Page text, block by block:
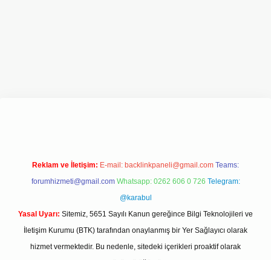
Reklam ve İletişim: E-mail: backlinkpaneli@gmail.com Teams:
forumhizmeti@gmail.com Whatsapp: 0262 606 0 726 Telegram:
@karabul
Yasal Uyarı: Sitemiz, 5651 Sayılı Kanun gereğince Bilgi Teknolojileri ve
İletişim Kurumu (BTK) tarafından onaylanmış bir Yer Sağlayıcı olarak
hizmet vermektedir. Bu nedenle, sitedeki içerikleri proaktif olarak